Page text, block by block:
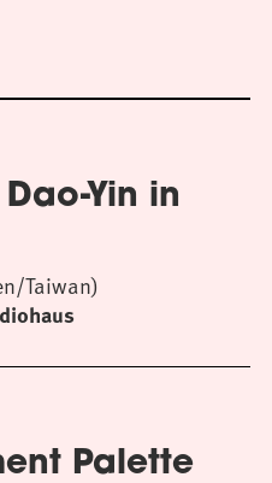
Dao-Yin in
Taiwan)
Palette